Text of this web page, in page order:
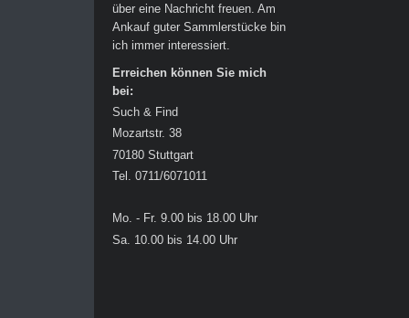
über eine Nachricht freuen. Am
Ankauf guter Sammlerstücke bin
ich immer interessiert.
Erreichen können Sie mich
bei:
Such & Find
Mozartstr. 38
70180 Stuttgart
Tel. 0711/6071011
Mo. - Fr. 9.00 bis 18.00 Uhr
Sa. 10.00 bis 14.00 Uhr